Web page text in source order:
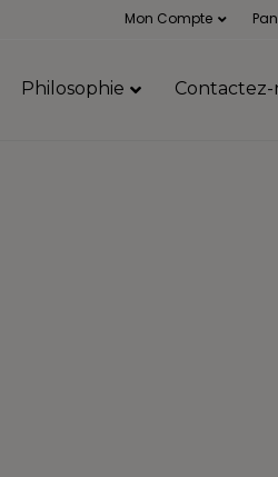
Mon Compte
Philosophie